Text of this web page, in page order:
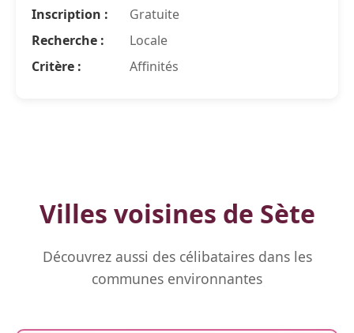
Inscription :
Gratuite
Recherche :
Locale
Critère :
Affinités
Villes voisines de Sète
Découvrez aussi des célibataires dans les
communes environnantes